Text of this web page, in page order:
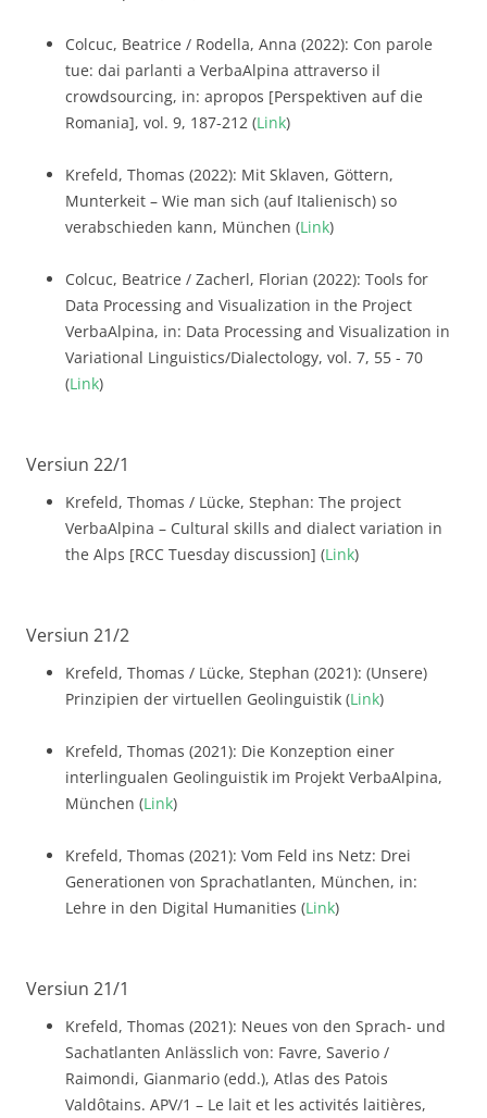
Colcuc, Beatrice / Rodella, Anna (2022): Con parole
tue: dai parlanti a VerbaAlpina attraverso il
crowdsourcing, in: apropos [Perspektiven auf die
Romania], vol. 9, 187-212 (Link)
Krefeld, Thomas (2022): Mit Sklaven, Göttern,
Munterkeit – Wie man sich (auf Italienisch) so
verabschieden kann, München (Link)
Colcuc, Beatrice / Zacherl, Florian (2022): Tools for
Data Processing and Visualization in the Project
VerbaAlpina, in: Data Processing and Visualization in
Variational Linguistics/Dialectology, vol. 7, 55 - 70
(Link)
Versiun 22/1
Krefeld, Thomas / Lücke, Stephan: The project
VerbaAlpina – Cultural skills and dialect variation in
the Alps [RCC Tuesday discussion] (Link)
Versiun 21/2
Krefeld, Thomas / Lücke, Stephan (2021): (Unsere)
Prinzipien der virtuellen Geolinguistik (Link)
Krefeld, Thomas (2021): Die Konzeption einer
interlingualen Geolinguistik im Projekt VerbaAlpina,
München (Link)
Krefeld, Thomas (2021): Vom Feld ins Netz: Drei
Generationen von Sprachatlanten, München, in:
Lehre in den Digital Humanities (Link)
Versiun 21/1
Krefeld, Thomas (2021): Neues von den Sprach- und
Sachatlanten Anlässlich von: Favre, Saverio /
Raimondi, Gianmario (edd.), Atlas des Patois
Valdôtains. APV/1 – Le lait et les activités laitières,